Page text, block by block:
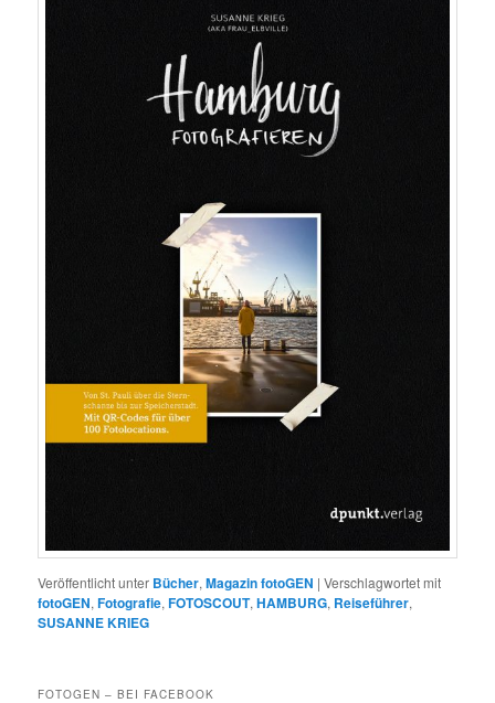
Veröffentlicht unter Bücher,Magazin fotoGEN |Verschlagwortet mit
fotoGEN,Fotografie,FOTOSCOUT,HAMBURG, Reiseführer,
SUSANNE KRIEG
FOTOGEN – BEI FACEBOOK